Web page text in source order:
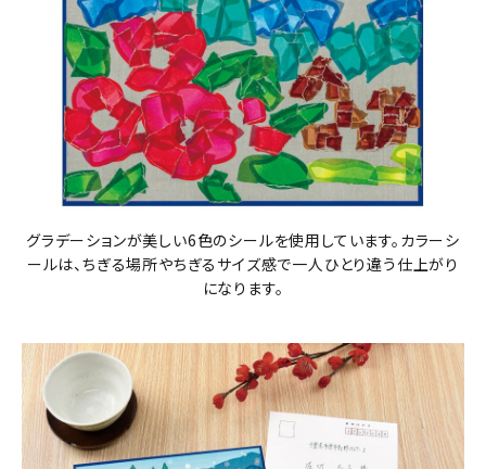
グラデーションが美しい6色のシールを使用しています。カラーシ
ールは、ちぎる場所やちぎるサイズ感で一人ひとり違う仕上がり
になります。